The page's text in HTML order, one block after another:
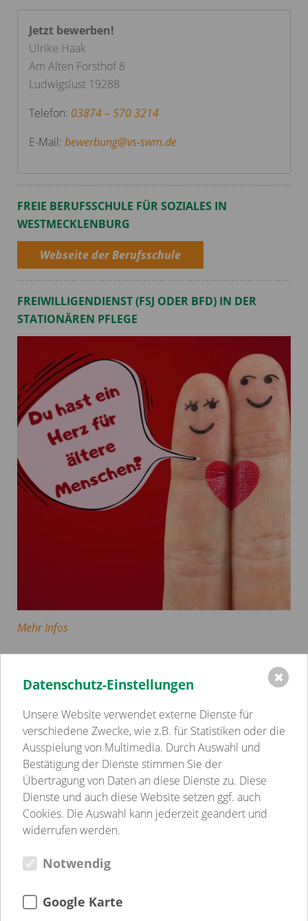
Jetzt bewerben!
Ulrike Haak
Am Alten Forsthof 8
Ludwigslust 19288
Telefon: 03874 – 570 3214
E-Mail: bewerbung@vs-swm.de
FREIE BERUFSSCHULE FÜR SOZIALES IN
WESTMECKLENBURG
Webseite der Berufsschule
FREIWILLIGENDIENST (FSJ ODER BFD) IN DER
STATIONÄREN PFLEGE
Mehr Infos
Einrichtungen
Volkssolidarität Schwerin - Westmecklenburg e.V.
Kindertagesstätten
Pflege
Betreutes Wohnen
Sozialpsychiatrie
Jugend-, Familien- & Schulsozialarbeit
Begegnungsstätten
Gastronomie
Weitere Einrichtungen
Datenschutz-Einstellungen
Unsere Website verwendet externe Dienste für
verschiedene Zwecke, wie z.B. für Statistiken oder die
Ausspielung von Multimedia. Durch Auswahl und
Bestätigung der Dienste stimmen Sie der
Übertragung von Daten an diese Dienste zu. Diese
Dienste und auch diese Website setzen ggf. auch
Cookies. Die Auswahl kann jederzeit geändert und
widerrufen werden.
Notwendig
Google Karte
✖